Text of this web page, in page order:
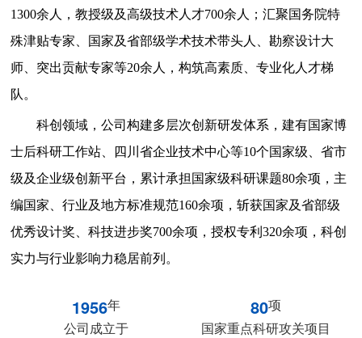
1300余人，教授级及高级技术人才700余人；汇聚国务院特
殊津贴专家、国家及省部级学术技术带头人、勘察设计大
师、突出贡献专家等20余人，构筑高素质、专业化人才梯
队。
科创领域，公司构建多层次创新研发体系，建有国家博
士后科研工作站、四川省企业技术中心等10个国家级、省市
级及企业级创新平台，累计承担国家级科研课题80余项，主
编国家、行业及地方标准规范160余项，斩获国家及省部级
优秀设计奖、科技进步奖700余项，授权专利320余项，科创
实力与行业影响力稳居前列。
1956年
公司成立于
80项
国家重点科研攻关项目